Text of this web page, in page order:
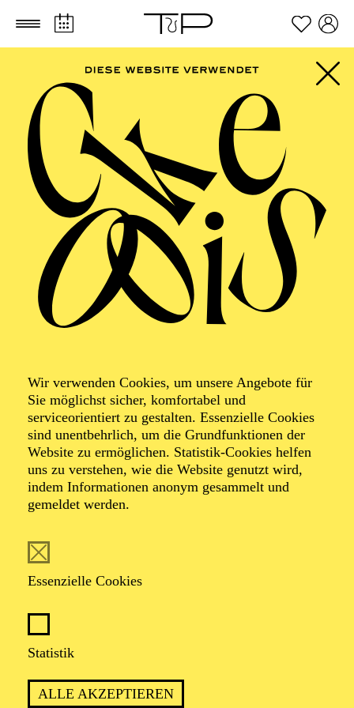
Zum Hauptinhalt springen Zum Footer springen
Wir verwenden Cookies, um unsere Angebote für
Sie möglichst sicher, komfortabel und
serviceorientiert zu gestalten. Essenzielle Cookies
sind unentbehrlich, um die Grundfunktionen der
Website zu ermöglichen. Statistik-Cookies helfen
uns zu verstehen, wie die Website genutzt wird,
indem Informationen anonym gesammelt und
gemeldet werden.
Essenzielle Cookies
Statistik
ALLE AKZEPTIEREN
AALTO MUSIKTHEATER
Schlafen
Eine tänzerisch-musikalische Erzählung über
Einschlafrituale
TICKETS